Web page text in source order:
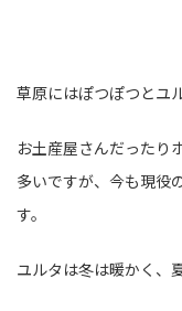
草原にはぽつぽつとユ
お土産屋さんだったり
多いですが、今も現役
す。
ユルタは冬は暖かく、